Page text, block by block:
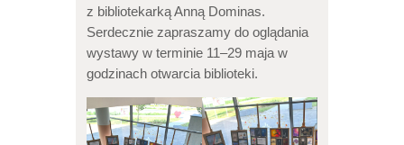
z bibliotekarką Anną Dominas.
Serdecznie zapraszamy do oglądania
wystawy w terminie 11–29 maja w
godzinach otwarcia biblioteki.